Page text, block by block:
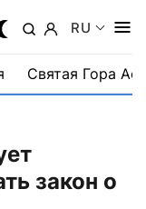
RU
Святая Гора
закон о